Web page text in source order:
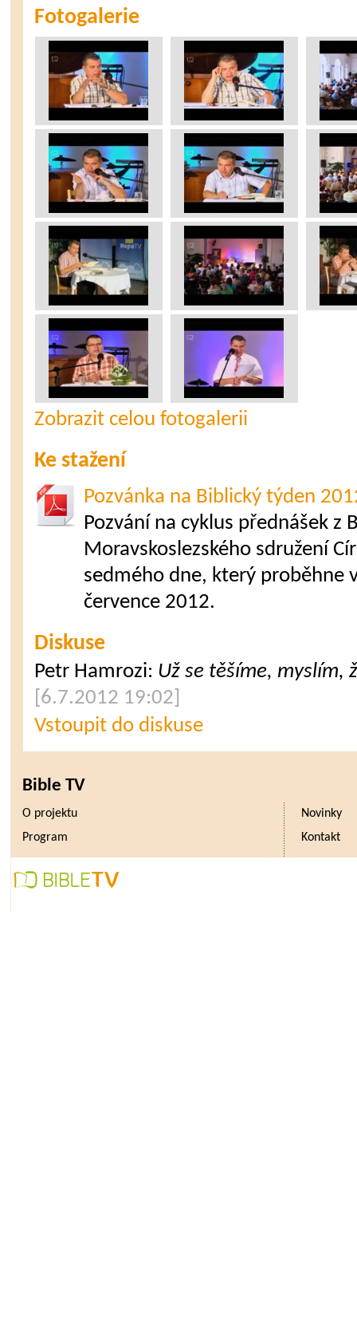
Fotogalerie
Zobrazit celou fotogalerii
Ke stažení
Pozvánka na Biblický týden
Pozvání na cyklus přednášek z
Moravskoslezského sdružení
sedmého dne, který proběhne
července 2012.
Diskuse
Petr Hamrozi: Už se těšíme, myslím,
[6.7.2012 19:02]
Vstoupit do diskuse
Bible TV
O projektu
Novinky
Program
Kontakt